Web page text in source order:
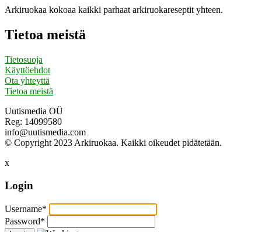
Arkiruokaa kokoaa kaikki parhaat arkiruokareseptit yhteen.
Tietoa meistä
Tietosuoja
Käyttöehdot
Ota yhteyttä
Tietoa meistä
Uutismedia OÜ
Reg: 14099580
info@uutismedia.com
© Copyright 2023 Arkiruokaa. Kaikki oikeudet pidätetään.
x
Login
Username*
Password*